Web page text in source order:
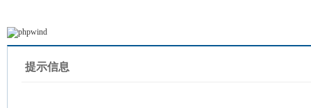
提示信息